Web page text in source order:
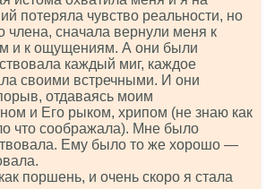
потеряла чувство реальности, но
члена, сначала вернули меня к
и к ощущениям. А они были
каждый миг, каждое
своими встречными. И они
отдаваясь моим
и Его рыком, хрипом (не знаю как
что соображала). Мне было
Ему было то же хорошо —
поршень, и очень скоро я стала